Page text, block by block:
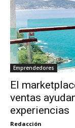
Emprendedores
El
ventas
experiencias
Redacción